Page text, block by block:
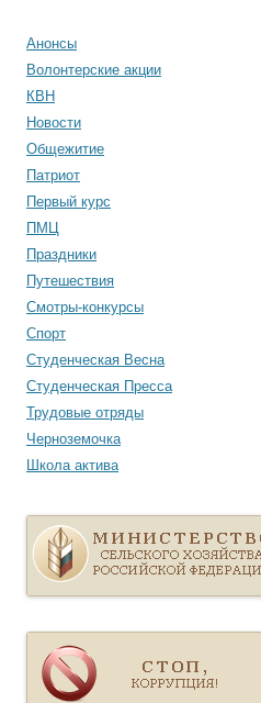
Анонсы
Волонтерские акции
КВН
Новости
Общежитие
Патриот
Первый курс
ПМЦ
Праздники
Путешествия
Смотры-конкурсы
Спорт
Студенческая Весна
Студенческая Пресса
Трудовые отряды
Черноземочка
Школа актива